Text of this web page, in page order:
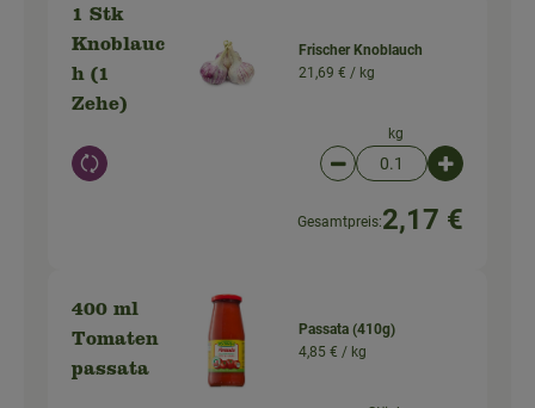
1 Stk
Knoblauc
h (1
Zehe)
Auswahl ändern
Frischer Knoblauch
21,69 € / kg
kg
Artikelanzahl
Gesamtpreis:2,17 €
400 ml
Tomaten
passata
Passata (410g)
4,85 € / kg